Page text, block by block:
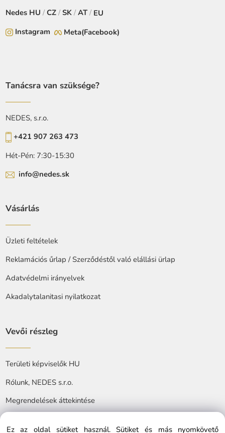
Nedes HU /CZ /SK / AT/ EU
Instagram
Meta(Facebook)
Tanácsra van szüksége?
NEDES, s.r.o.
+421 907 263 473
Hét-Pén: 7:30-15:30
info@nedes.sk
Vásárlás
Üzleti feltételek
Reklamációs űrlap / Szerződéstől való elállási ürlap
Adatvédelmi irányelvek
Akadalytalanitasi nyilatkozat
Vevői részleg
Területi képviselők HU
Rólunk, NEDES s.r.o.
Megrendelések áttekintése
Ez az oldal sütiket használ. Sütiket és más nyomkövető